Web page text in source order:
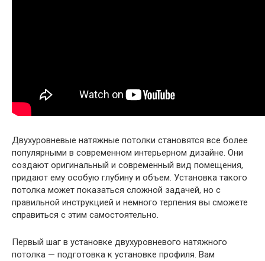
Двухуровневые натяжные потолки становятся все более
популярными в современном интерьерном дизайне. Они
создают оригинальный и современный вид помещения,
придают ему особую глубину и объем. Установка такого
потолка может показаться сложной задачей, но с
правильной инструкцией и немного терпения вы сможете
справиться с этим самостоятельно.
Первый шаг в установке двухуровневого натяжного
потолка — подготовка к установке профиля. Вам